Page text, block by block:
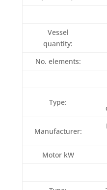
Vessel
quantity:
No. elements:
Type:
Manufacturer:
Motor kW